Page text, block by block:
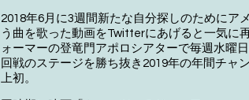
2018年6月に3週間新たな自分探しのためにア
う曲を歌った動画をTwitterにあげると一気に
ォーマーの登竜門アポロシアターで毎週水曜
回戦のステージを勝ち抜き2019年の年間チャ
上初。